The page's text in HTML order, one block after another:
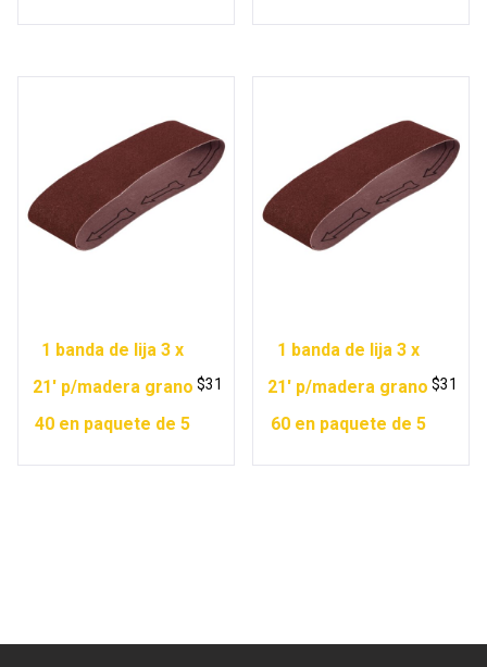
1 banda de lija 3 x
21′ p/madera grano
40 en paquete de 5
$31
1 banda de lija 3 x
21′ p/madera grano
60 en paquete de 5
$31